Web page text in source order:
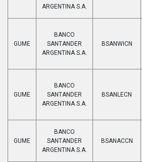
ARGENTINA S.A.
GUME
BANCO
SANTANDER
ARGENTINA S.A.
BSANWICN
GUME
BANCO
SANTANDER
ARGENTINA S.A.
BSANLECN
GUME
BANCO
SANTANDER
ARGENTINA S.A.
BSANACCN